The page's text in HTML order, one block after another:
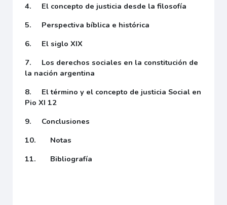
4. El concepto de justicia desde la filosofía
5. Perspectiva bíblica e histórica
6. El siglo XIX
7. Los derechos sociales en la constitución de
la nación argentina
8. El término y el concepto de justicia Social en
Pio XI 12
9. Conclusiones
10. Notas
11. Bibliografía